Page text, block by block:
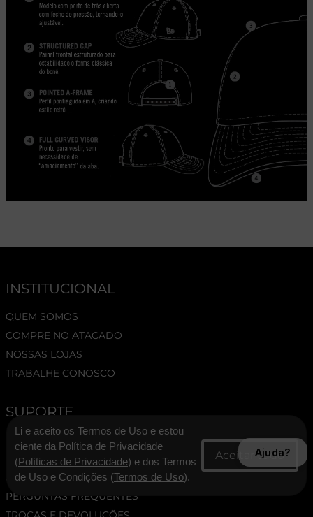
INSTITUCIONAL
QUEM SOMOS
COMPRE NO ATACADO
NOSSAS LOJAS
TRABALHE CONOSCO
SUPORTE
TERMOS E CONDIÇÕES
POLÍTICA DE PRIVACIDADE
ASSESSORIA DE IMPRENSA
PERGUNTAS FREQUENTES
Li e aceito os Termos de Uso e estou
ciente da Política de Privacidade
(Políticas de Privacidade) e dos Termos
de Uso e Condições (Termos de Uso).
Ajuda?